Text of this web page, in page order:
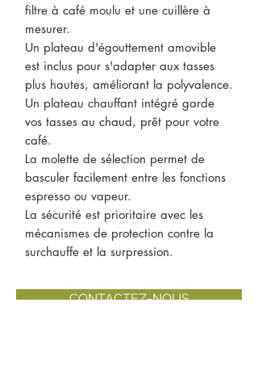
filtre à café moulu et une cuillère à
mesurer.
Un plateau d'égouttement amovible
est inclus pour s'adapter aux tasses
plus hautes, améliorant la polyvalence.
Un plateau chauffant intégré garde
vos tasses au chaud, prêt pour votre
café.
La molette de sélection permet de
basculer facilement entre les fonctions
espresso ou vapeur.
La sécurité est prioritaire avec les
mécanismes de protection contre la
surchauffe et la surpression.
CONTACTEZ-NOUS